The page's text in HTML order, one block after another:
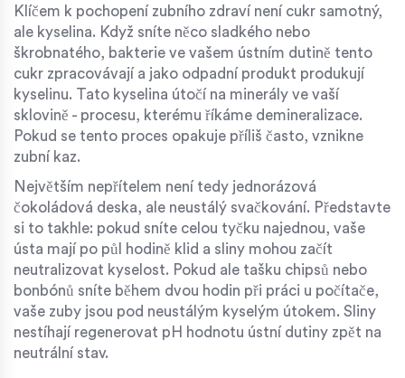
Klíčem k pochopení zubního zdraví není cukr samotný,
ale kyselina. Když sníte něco sladkého nebo
škrobnatého, bakterie ve vašem ústním dutině tento
cukr zpracovávají a jako odpadní produkt produkují
kyselinu. Tato kyselina útočí na minerály ve vaší
sklovině - procesu, kterému říkáme demineralizace.
Pokud se tento proces opakuje příliš často, vznikne
zubní kaz.
Největším nepřítelem není tedy jednorázová
čokoládová deska, ale neustálý svačkování. Představte
si to takhle: pokud sníte celou tyčku najednou, vaše
ústa mají po půl hodině klid a sliny mohou začít
neutralizovat kyselost. Pokud ale tašku chipsů nebo
bonbónů sníte během dvou hodin při práci u počítače,
vaše zuby jsou pod neustálým kyselým útokem. Sliny
nestíhají regenerovat pH hodnotu ústní dutiny zpět na
neutrální stav.